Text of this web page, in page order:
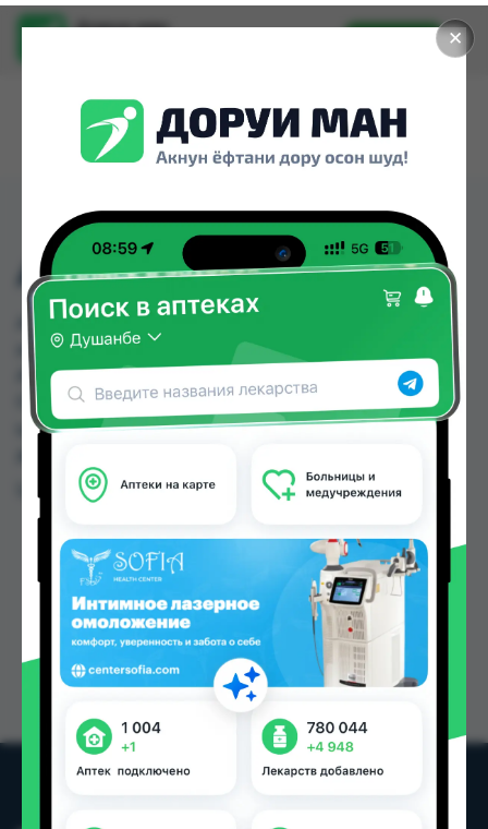
✕
Доруи ман
Установить
АМОКСИН 500МГ №10
АМОКСИН 500МГ №10 можно купить или
заказать в аптеках, Авиценна, Аптека Нур (Nur),
Арзон Дору, Дорухона Неъматулло, Дорухона
Океан, Дорухона Ромашка, Дорухонаи Ман по
цене от 5.00 TJS до 60.00 TJS в Душанбе и
Цена: от5.00 TJS